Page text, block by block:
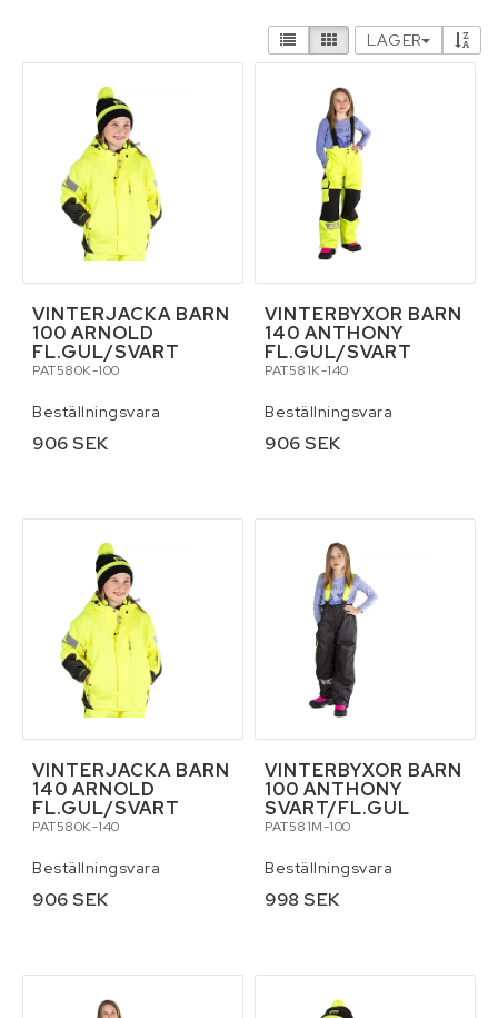
fästelement
Kemikalier
Kläder
Maskin och traktortillbehör
Maskin- och skördereservdelar
Reservdelar för traktor
Skottkärror, vagnar och palltruckar
Skydd och säkerhet
Släpvagnar och tillbehör
Smörjmedel
Stegar och byggställningar
LAGER
VINTERJACKA BARN
100 ARNOLD
FL.GUL/SVART
PAT580K-100
Beställningsvara
906 SEK
VINTERBYXOR BARN
140 ANTHONY
FL.GUL/SVART
PAT581K-140
Beställningsvara
906 SEK
VINTERJACKA BARN
140 ARNOLD
FL.GUL/SVART
PAT580K-140
Beställningsvara
906 SEK
VINTERBYXOR BARN
100 ANTHONY
SVART/FL.GUL
PAT581M-100
Beställningsvara
998 SEK